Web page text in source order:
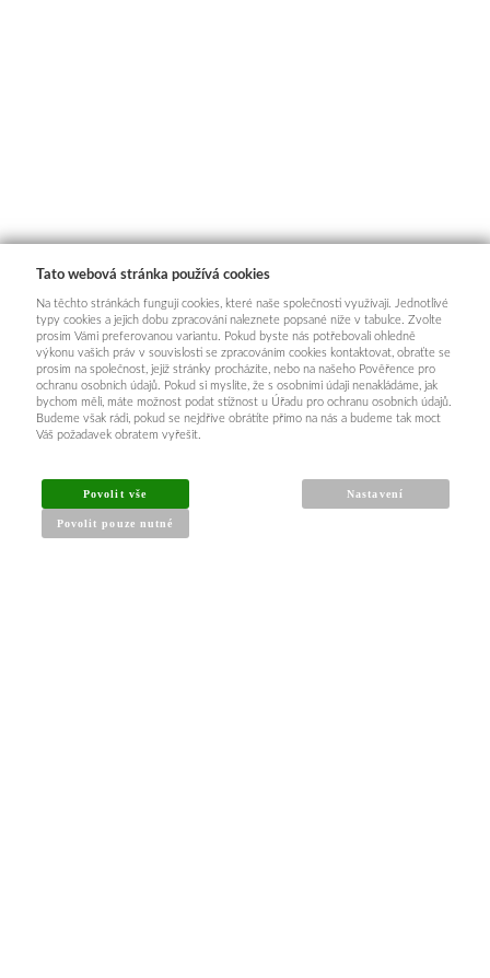
Tato webová stránka používá cookies
Na těchto stránkách fungují cookies, které naše společnosti využívají. Jednotlivé
typy cookies a jejich dobu zpracování naleznete popsané níže v tabulce. Zvolte
prosím Vámi preferovanou variantu. Pokud byste nás potřebovali ohledně
výkonu vašich práv v souvislosti se zpracováním cookies kontaktovat, obraťte se
prosím na společnost, jejíž stránky procházíte, nebo na našeho Pověřence pro
ochranu osobních údajů. Pokud si myslíte, že s osobními údaji nenakládáme, jak
bychom měli, máte možnost podat stížnost u Úřadu pro ochranu osobních údajů.
Budeme však rádi, pokud se nejdříve obrátíte přímo na nás a budeme tak moct
Váš požadavek obratem vyřešit.
Povolit vše
Povolit pouze nutné
Nastavení